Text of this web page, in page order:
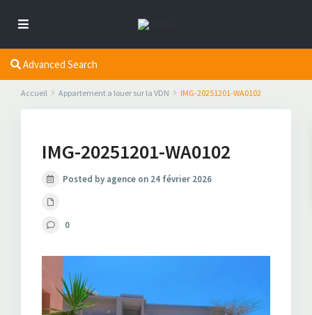
Advanced Search
Accueil Appartement a louer sur la VDN IMG-20251201-WA0102
IMG-20251201-WA0102
Posted by agence on 24 février 2026
0